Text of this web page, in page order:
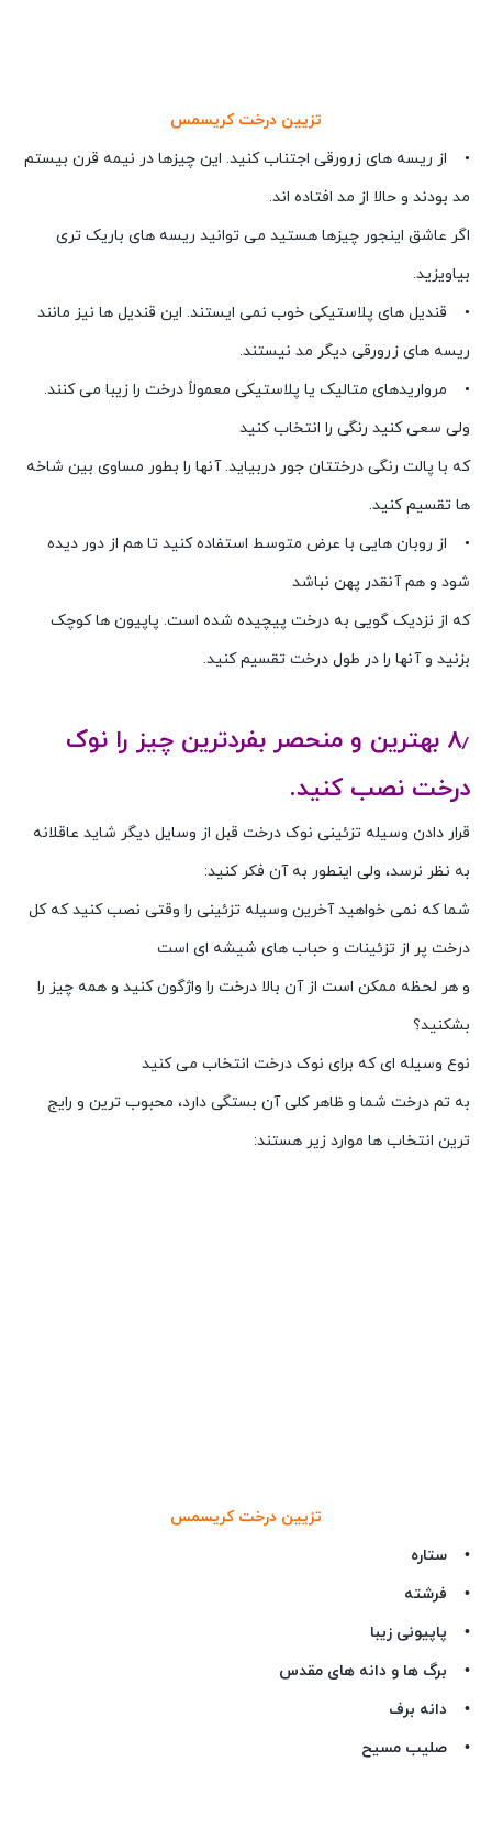
تزیین درخت کریسمس
• از ریسه های زرورقی اجتناب کنید. این چیزها در نیمه قرن بیستم
مد بودند و حالا از مد افتاده اند.
اگر عاشق اینجور چیزها هستید می توانید ریسه های باریک تری
بیاویزید.
• قندیل های پلاستیکی خوب نمی ایستند. این قندیل ها نیز مانند
ریسه های زرورقی دیگر مد نیستند.
• مرواریدهای متالیک یا پلاستیکی معمولاً درخت را زیبا می کنند.
ولی سعی کنید رنگی را انتخاب کنید
که با پالت رنگی درختتان جور دربیاید. آنها را بطور مساوی بین شاخه
ها تقسیم کنید.
• از روبان هایی با عرض متوسط استفاده کنید تا هم از دور دیده
شود و هم آنقدر پهن نباشد
که از نزدیک گویی به درخت پیچیده شده است. پاپیون ها کوچک
بزنید و آنها را در طول درخت تقسیم کنید.
۸٫ بهترین و منحصر بفردترین چیز را نوک
درخت نصب کنید.
قرار دادن وسیله تزئینی نوک درخت قبل از وسایل دیگر شاید عاقلانه
به نظر نرسد، ولی اینطور به آن فکر کنید:
شما که نمی خواهید آخرین وسیله تزئینی را وقتی نصب کنید که کل
درخت پر از تزئینات و حباب های شیشه ای است
و هر لحظه ممکن است از آن بالا درخت را واژگون کنید و همه چیز را
بشکنید؟
نوع وسیله ای که برای نوک درخت انتخاب می کنید
به تم درخت شما و ظاهر کلی آن بستگی دارد، محبوب ترین و رایج
ترین انتخاب ها موارد زیر هستند:
تزیین درخت کریسمس
• ستاره
• فرشته
• پاپیونی زیبا
• برگ ها و دانه های مقدس
• دانه برف
• صلیب مسیح